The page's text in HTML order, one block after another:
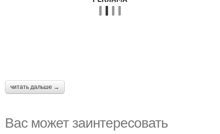
читать дальше →
Вас может заинтересовать